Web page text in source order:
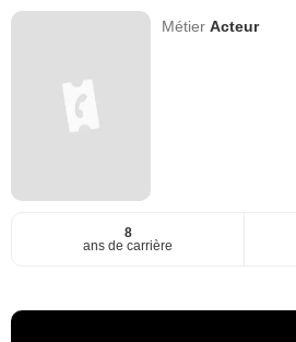
MétierActeur
8
ans de carrière